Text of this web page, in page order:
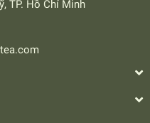
TP. Hồ Chí Minh